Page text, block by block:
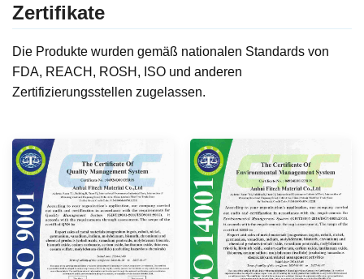
Zertifikate
Die Produkte wurden gemäß nationalen Standards von
FDA, REACH, ROSH, ISO und anderen
Zertifizierungsstellen zugelassen.